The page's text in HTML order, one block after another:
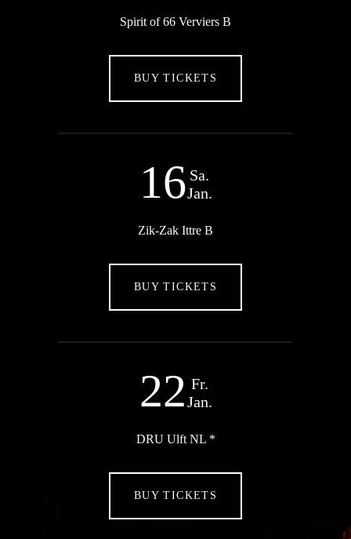
Spirit of 66 Verviers B
BUY TICKETS
16 Sa.
Jan.
Zik-Zak Ittre B
BUY TICKETS
22 Fr.
Jan.
DRU Ulft NL *
BUY TICKETS